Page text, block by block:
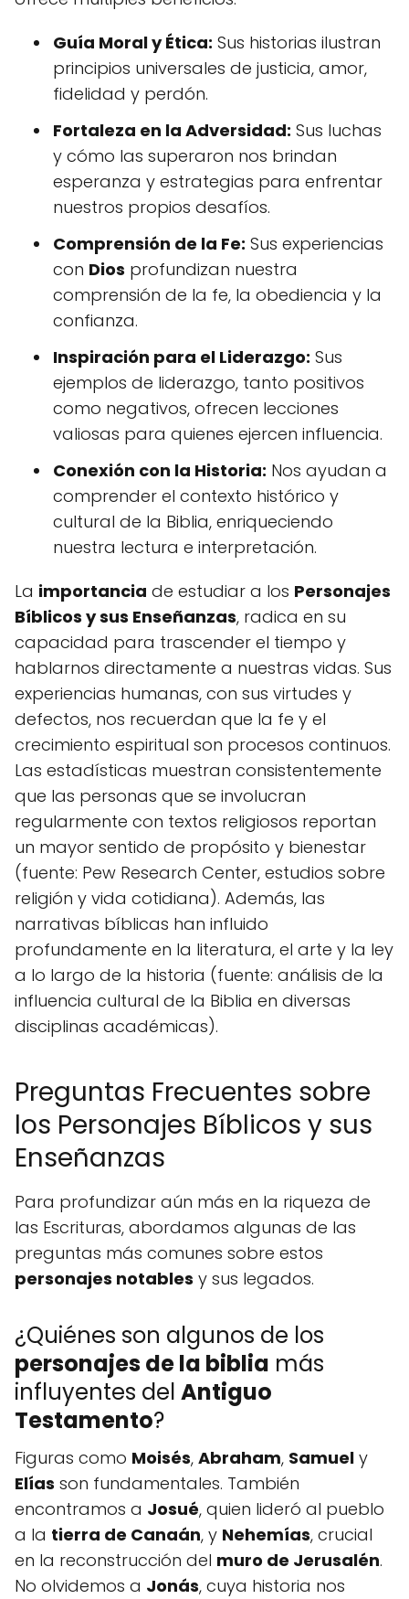
Guía Moral y Ética: Sus historias ilustran
principios universales de justicia, amor,
fidelidad y perdón.
Fortaleza en la Adversidad: Sus luchas
y cómo las superaron nos brindan
esperanza y estrategias para enfrentar
nuestros propios desafíos.
Comprensión de la Fe: Sus experiencias
con Dios profundizan nuestra
comprensión de la fe, la obediencia y la
confianza.
Inspiración para el Liderazgo: Sus
ejemplos de liderazgo, tanto positivos
como negativos, ofrecen lecciones
valiosas para quienes ejercen influencia.
Conexión con la Historia: Nos ayudan a
comprender el contexto histórico y
cultural de la Biblia, enriqueciendo
nuestra lectura e interpretación.
La importancia de estudiar a los Personajes
Bíblicos y sus Enseñanzas, radica en su
capacidad para trascender el tiempo y
hablarnos directamente a nuestras vidas. Sus
experiencias humanas, con sus virtudes y
defectos, nos recuerdan que la fe y el
crecimiento espiritual son procesos continuos.
Las estadísticas muestran consistentemente
que las personas que se involucran
regularmente con textos religiosos reportan
un mayor sentido de propósito y bienestar
(fuente: Pew Research Center, estudios sobre
religión y vida cotidiana). Además, las
narrativas bíblicas han influido
profundamente en la literatura, el arte y la ley
a lo largo de la historia (fuente: análisis de la
influencia cultural de la Biblia en diversas
disciplinas académicas).
Preguntas Frecuentes sobre
los Personajes Bíblicos y sus
Enseñanzas
Para profundizar aún más en la riqueza de
las Escrituras, abordamos algunas de las
preguntas más comunes sobre estos
personajes notables y sus legados.
¿Quiénes son algunos de los
personajes de la biblia más
influyentes del Antiguo
Testamento?
Figuras como Moisés, Abraham, Samuel y
Elías son fundamentales. También
encontramos a Josué, quien lideró al pueblo
a la tierra de Canaán, y Nehemías, crucial
en la reconstrucción del muro de Jerusalén.
No olvidemos a Jonás, cuya historia nos